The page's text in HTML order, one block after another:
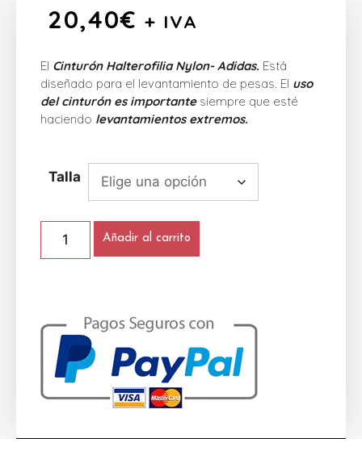
20,40€ + IVA
El Cinturón Halterofilia Nylon- Adidas. Está
diseñado para el levantamiento de pesas. El uso
del cinturón es importantesiempre que esté
haciendo levantamientos extremos.
Talla
Añadir al carrito